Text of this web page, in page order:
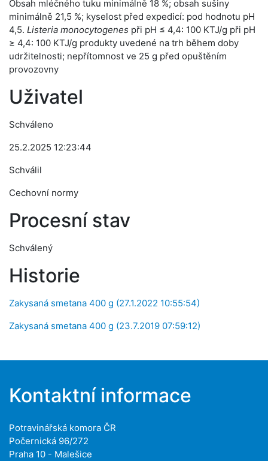
Obsah mléčného tuku minimálně 18 %; obsah sušiny
minimálně 21,5 %; kyselost před expedicí: pod hodnotu pH
4,5. Listeria monocytogenes při pH ≤ 4,4: 100 KTJ/g při pH
≥ 4,4: 100 KTJ/g produkty uvedené na trh během doby
udržitelnosti; nepřítomnost ve 25 g před opuštěním
provozovny
Uživatel
Schváleno
25.2.2025 12:23:44
Schválil
Cechovní normy
Procesní stav
Schválený
Historie
Zakysaná smetana 400 g (27.1.2022 10:55:54)
Zakysaná smetana 400 g (23.7.2019 07:59:12)
Kontaktní informace
Potravinářská komora ČR
Počernická 96/272
Praha 10 - Malešice